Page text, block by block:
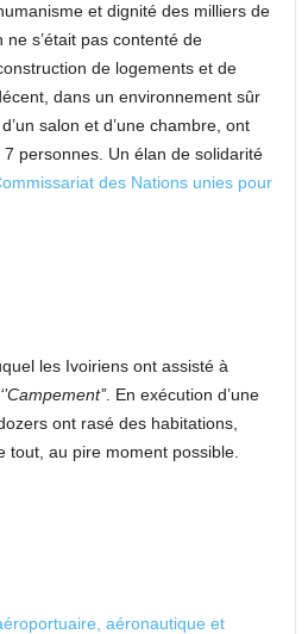
et dignité des milliers de
s’était pas contenté de
de logements et de
dans un environnement sûr
salon et d’une chambre, ont
personnes. Un élan de solidarité
des Nations unies pour
les Ivoiriens ont assisté à
‘’Campement’’. En exécution d’une
ont rasé des habitations,
au pire moment possible.
aéronautique et